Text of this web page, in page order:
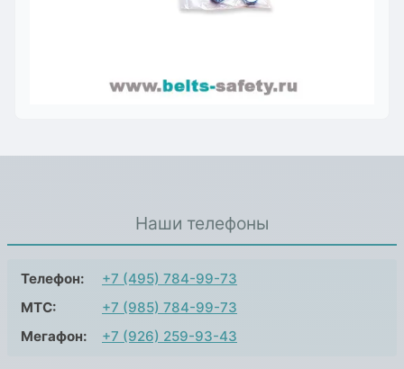
Наши телефоны
Телефон:
+7 (495) 784-99-73
МТС:
+7 (985) 784-99-73
Мегафон:
+7 (926) 259-93-43